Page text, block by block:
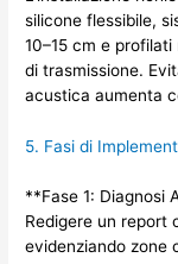
silicone flessibile,
10–15 cm e
di trasmissione.
acustica aumenta
5. Fasi di
**Fase 1: Diagnosi
Redigere un report
evidenziando zone